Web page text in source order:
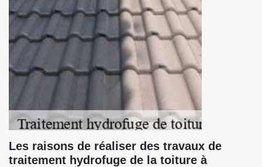
Les raisons de réaliser des travaux de
traitement hydrofuge de la toiture à